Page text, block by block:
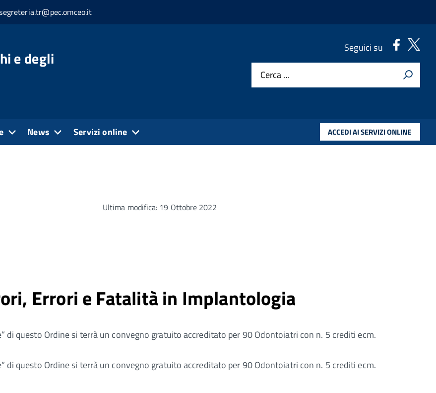
e degli
Seguici su .
Cerca …
News Servizi online ACCEDI AI SERVIZI ONLINE
Ultima modifica: 19 Ottobre 2022
Errori e Fatalità in Implantologia
di questo Ordine si terrà un convegno gratuito accreditato per 90 Odontoiatri con n. 5 crediti ecm.
di questo Ordine si terrà un convegno gratuito accreditato per 90 Odontoiatri con n. 5 crediti ecm.